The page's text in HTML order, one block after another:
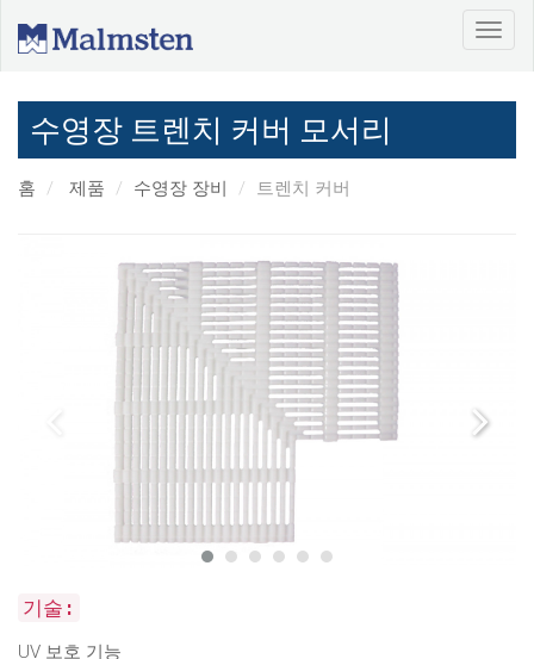
수영장 트렌치 커버 모서리
홈 제품 수영장 장비 트렌치 커버
기술:
UV 보호 기능